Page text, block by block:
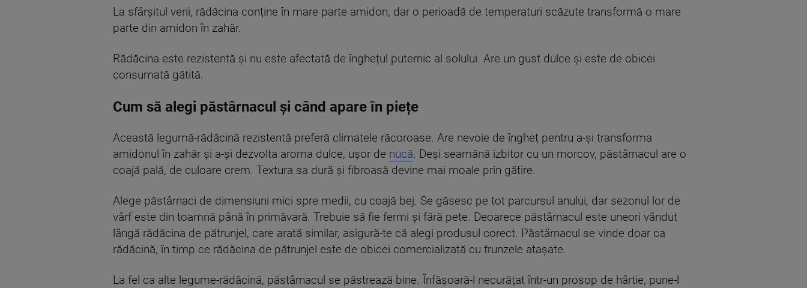
La sfârșitul verii, rădăcina conține în mare parte amidon, dar o perioadă de temperaturi scăzute transformă o mare
parte din amidon în zahăr.
Rădăcina este rezistentă și nu este afectată de înghețul puternic al solului. Are un gust dulce și este de obicei
consumată gătită.
Cum să alegi păstârnacul și când apare în piețe
Această legumă-rădăcină rezistentă preferă climatele răcoroase. Are nevoie de îngheț pentru a-și transforma
amidonul în zahăr și a-și dezvolta aroma dulce, ușor de nucă. Deși seamănă izbitor cu un morcov, păstârnacul are o
coajă pală, de culoare crem. Textura sa dură și fibroasă devine mai moale prin gătire.
Alege păstârnaci de dimensiuni mici spre medii, cu coajă bej. Se găsesc pe tot parcursul anului, dar sezonul lor de
vârf este din toamnă până în primăvară. Trebuie să fie fermi și fără pete. Deoarece păstârnacul este uneori vândut
lângă rădăcina de pătrunjel, care arată similar, asigură-te că alegi produsul corect. Păstârnacul se vinde doar ca
rădăcină, în timp ce rădăcina de pătrunjel este de obicei comercializată cu frunzele atașate.
La fel ca alte legume-rădăcină, păstârnacul se păstrează bine. Înfășoară-l necurățat într-un prosop de hârtie, pune-l